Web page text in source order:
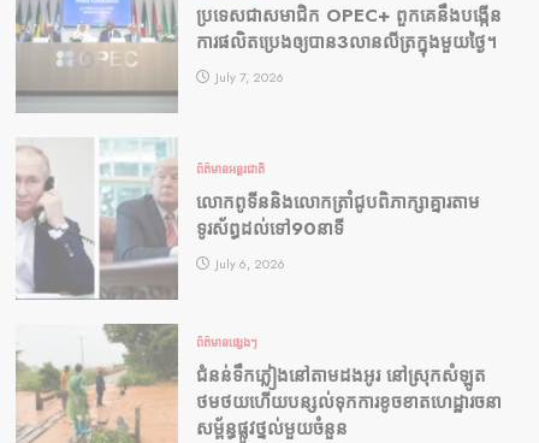
ប្រទេសជាសមាជិក OPEC+​ ពួកគេនឹងបង្កើន
ការផលិតប្រេងឲ្យបាន3លានលីត្រក្នុងមួយថ្ងៃ។
July 7, 2026
ព័ត៌មានអន្តរជាតិ
លោកពូទីននិងលោកត្រាំជូបពិភាក្សាគ្នារតាម
ទូរស័ព្ធដល់ទៅ90នាទី
July 6, 2026
ព័ត៌មានផ្សេងៗ
ជំនន់​ទឹកភ្លៀង​នៅ​តាម​ដងអូរ​ នៅ​ស្រុក​សំឡូត​
ថមថយ​ហើយ​បន្សល់​ទុក​ការ​ខូចខាត​ហេដ្ឋារចនា
សម្ព័ន្ធ​ផ្លូវថ្នល់​មួយ​ចំនួន